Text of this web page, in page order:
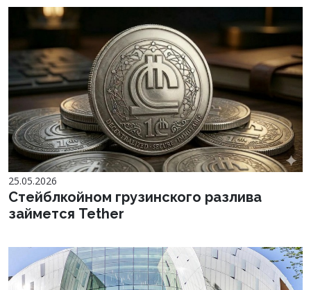
25.05.2026
Стейблкойном грузинского разлива
займется Tether